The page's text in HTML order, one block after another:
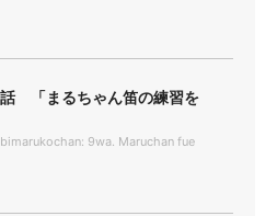
「まるちゃん笛の練習を
9wa. Maruchan fue